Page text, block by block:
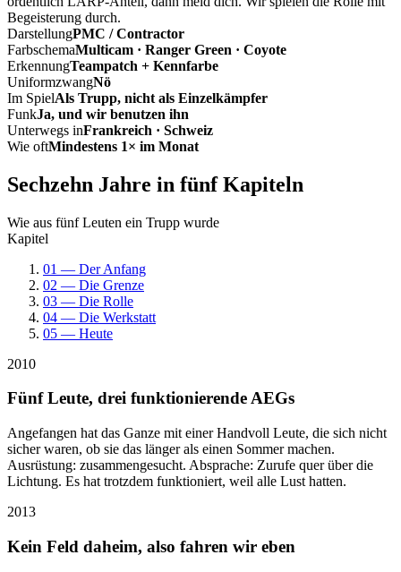
Begeisterung durch.
DarstellungPMC / Contractor
FarbschemaMulticam · Ranger Green · Coyote
ErkennungTeampatch + Kennfarbe
UniformzwangNö
Im SpielAls Trupp, nicht als Einzelkämpfer
FunkJa, und wir benutzen ihn
Unterwegs inFrankreich · Schweiz
Wie oftMindestens 1× im Monat
Sechzehn Jahre in fünf Kapiteln
Wie aus fünf Leuten ein Trupp wurde
Kapitel
01 — Der Anfang
02 — Die Grenze
03 — Die Rolle
04 — Die Werkstatt
05 — Heute
2010
Fünf Leute, drei funktionierende AEGs
Angefangen hat das Ganze mit einer Handvoll Leute, die sich nicht
sicher waren, ob sie das länger als einen Sommer machen.
Ausrüstung: zusammengesucht. Absprache: Zurufe quer über die
Lichtung. Es hat trotzdem funktioniert, weil alle Lust hatten.
2013
Kein Feld daheim, also fahren wir eben